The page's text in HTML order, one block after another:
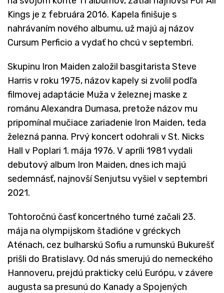
Kings je z februára 2016. Kapela finišuje s
nahrávaním nového albumu, už majú aj názov
Cursum Perficio a vydať ho chcú v septembri.
Skupinu Iron Maiden založil basgitarista Steve
Harris v roku 1975, názov kapely si zvolil podľa
filmovej adaptácie Muža v železnej maske z
románu Alexandra Dumasa, pretože názov mu
pripomínal mučiace zariadenie Iron Maiden, teda
železná panna. Prvý koncert odohrali v St. Nicks
Hall v Poplari 1. mája 1976. V apríli 1981 vydali
debutový album Iron Maiden, dnes ich majú
sedemnásť, najnovší Senjutsu vyšiel v septembri
2021.
Tohtoročnú časť koncertného turné začali 23.
mája na olympijskom štadióne v gréckych
Aténach, cez bulharskú Sofiu a rumunskú Bukurešť
prišli do Bratislavy. Od nás smerujú do nemeckého
Hannoveru, prejdú prakticky celú Európu, v závere
augusta sa presunú do Kanady a Spojených